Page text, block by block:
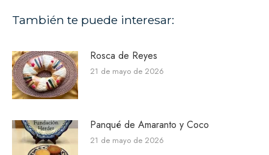
También te puede interesar:
Rosca de Reyes
21 de mayo de 2026
Panqué de Amaranto y Coco
21 de mayo de 2026